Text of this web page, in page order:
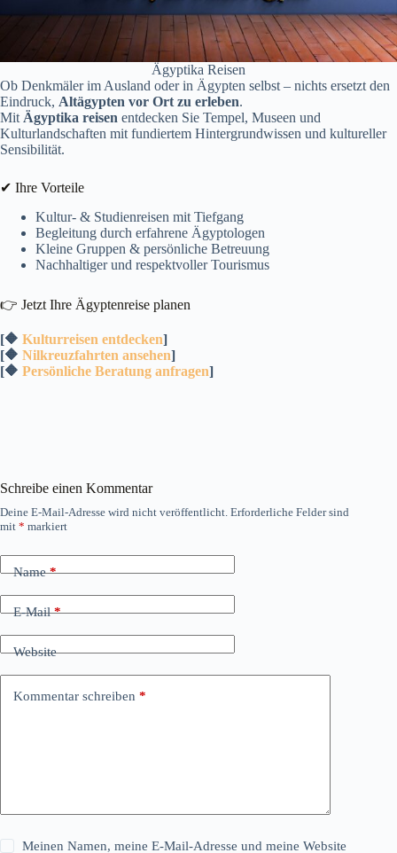
Ägyptika Reisen
Ob Denkmäler im Ausland oder in Ägypten selbst – nichts ersetzt den
Eindruck, Altägypten vor Ort zu erleben.
Mit Ägyptika reisen entdecken Sie Tempel, Museen und
Kulturlandschaften mit fundiertem Hintergrundwissen und kultureller
Sensibilität.
✔ Ihre Vorteile
Kultur- & Studienreisen mit Tiefgang
Begleitung durch erfahrene Ägyptologen
Kleine Gruppen & persönliche Betreuung
Nachhaltiger und respektvoller Tourismus
👉 Jetzt Ihre Ägyptenreise planen
[🔶 Kulturreisen entdecken]
[🔶 Nilkreuzfahrten ansehen]
[🔶 Persönliche Beratung anfragen]
Schreibe einen Kommentar
Deine E-Mail-Adresse wird nicht veröffentlicht. Erforderliche Felder sind
mit * markiert
Name*
E-Mail*
Website
Kommentar schreiben *
Meinen Namen, meine E-Mail-Adresse und meine Website